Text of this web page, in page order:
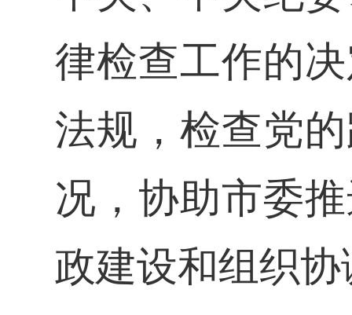
律检查工作的
法规，检查党
况，协助市委
政建设和组织